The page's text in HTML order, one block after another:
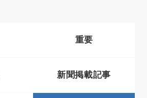
重要
新聞掲載記事